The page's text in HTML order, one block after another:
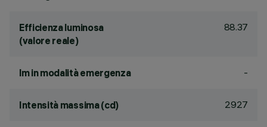
Efficienza luminosa
(valore reale)
88.37
lm in modalità emergenza -
Intensità massima (cd) 2927